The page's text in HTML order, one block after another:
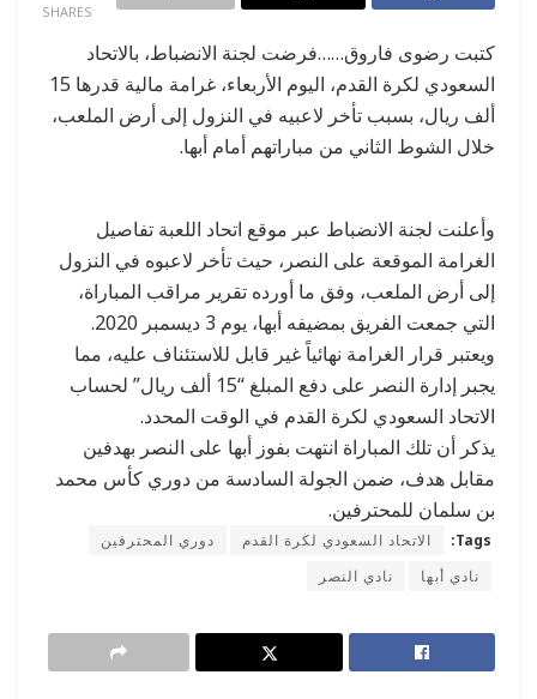
SHARES
كتبت رضوى فاروق……فرضت لجنة الانضباط، بالاتحاد
السعودي لكرة القدم، اليوم الأربعاء، غرامة مالية قدرها 15
ألف ريال، بسبب تأخر لاعبيه في النزول إلى أرض الملعب،
خلال الشوط الثاني من مباراتهم أمام أبها.
وأعلنت لجنة الانضباط عبر موقع اتحاد اللعبة تفاصيل
الغرامة الموقعة على النصر، حيث تأخر لاعبوه في النزول
إلى أرض الملعب، وفق ما أورده تقرير مراقب المباراة،
التي جمعت الفريق بمضيفه أبها، يوم 3 ديسمبر 2020.
ويعتبر قرار الغرامة نهائياً غير قابل للاستئناف عليه، مما
يجبر إدارة النصر على دفع المبلغ “15 ألف ريال” لحساب
الاتحاد السعودي لكرة القدم في الوقت المحدد.
يذكر أن تلك المباراة انتهت بفوز أبها على النصر بهدفين
مقابل هدف، ضمن الجولة السادسة من دوري كأس محمد
بن سلمان للمحترفين.
Tags: الاتحاد السعودي لكرة القدم
دوري المحترفين
نادي أبها
نادي النصر